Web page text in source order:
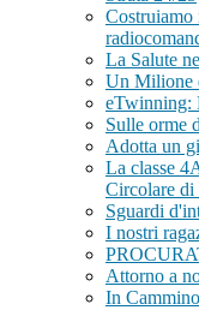
Costruiamo
La Salute
Un Milione
eTwinning:
Sulle orme
Adotta un
La classe
Circolare di
Sguardi
I nostri
Attorno a
In